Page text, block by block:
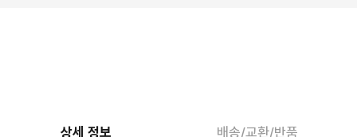
상세 정보 배송/교환/반품